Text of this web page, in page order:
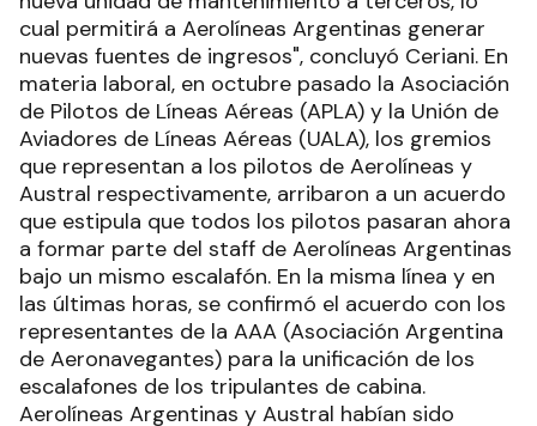
cual permitirá a Aerolíneas Argentinas generar
nuevas fuentes de ingresos", concluyó Ceriani. En
materia laboral, en octubre pasado la Asociación
de Pilotos de Líneas Aéreas (APLA) y la Unión de
Aviadores de Líneas Aéreas (UALA), los gremios
que representan a los pilotos de Aerolíneas y
Austral respectivamente, arribaron a un acuerdo
que estipula que todos los pilotos pasaran ahora
a formar parte del staff de Aerolíneas Argentinas
bajo un mismo escalafón. En la misma línea y en
las últimas horas, se confirmó el acuerdo con los
representantes de la AAA (Asociación Argentina
de Aeronavegantes) para la unificación de los
escalafones de los tripulantes de cabina.
Aerolíneas Argentinas y Austral habían sido